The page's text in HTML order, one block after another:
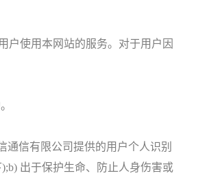
使用本网站的服务。对于用户因
信有限公司提供的用户个人识别
出于保护生命、防止人身伤害或